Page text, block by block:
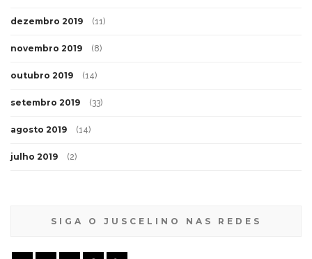
dezembro 2019 (11)
novembro 2019 (8)
outubro 2019 (14)
setembro 2019 (33)
agosto 2019 (14)
julho 2019 (2)
SIGA O JUSCELINO NAS REDES